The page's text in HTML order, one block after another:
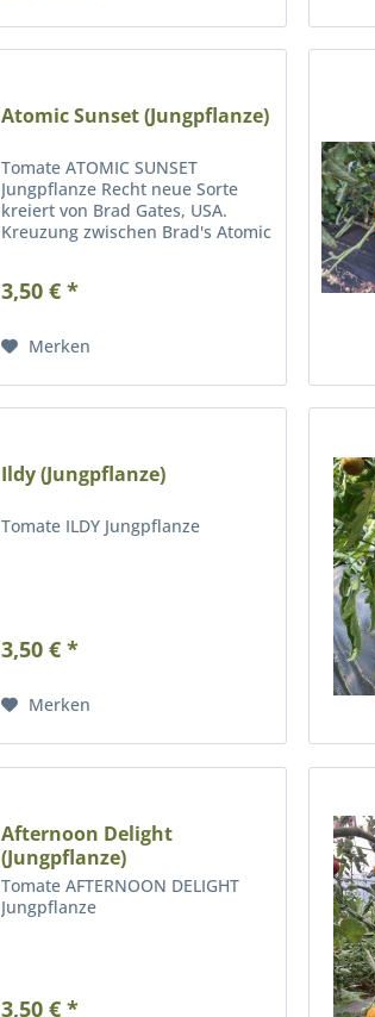
Atomic Sunset (Jungpflanze)
Tomate ATOMIC SUNSET
Jungpflanze Recht neue Sorte
kreiert von Brad Gates, USA.
Kreuzung zwischen Brad's Atomic
mit ovaler Tendenz und schwach
gelbe...
3,50 € *
Merken
Ildy (Jungpflanze)
Tomate ILDY Jungpflanze
3,50 € *
Merken
Afternoon Delight
(Jungpflanze)
Tomate AFTERNOON DELIGHT
Jungpflanze
3,50 € *